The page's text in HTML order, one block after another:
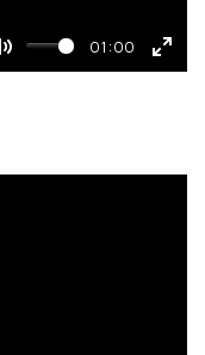
Mute
01:00